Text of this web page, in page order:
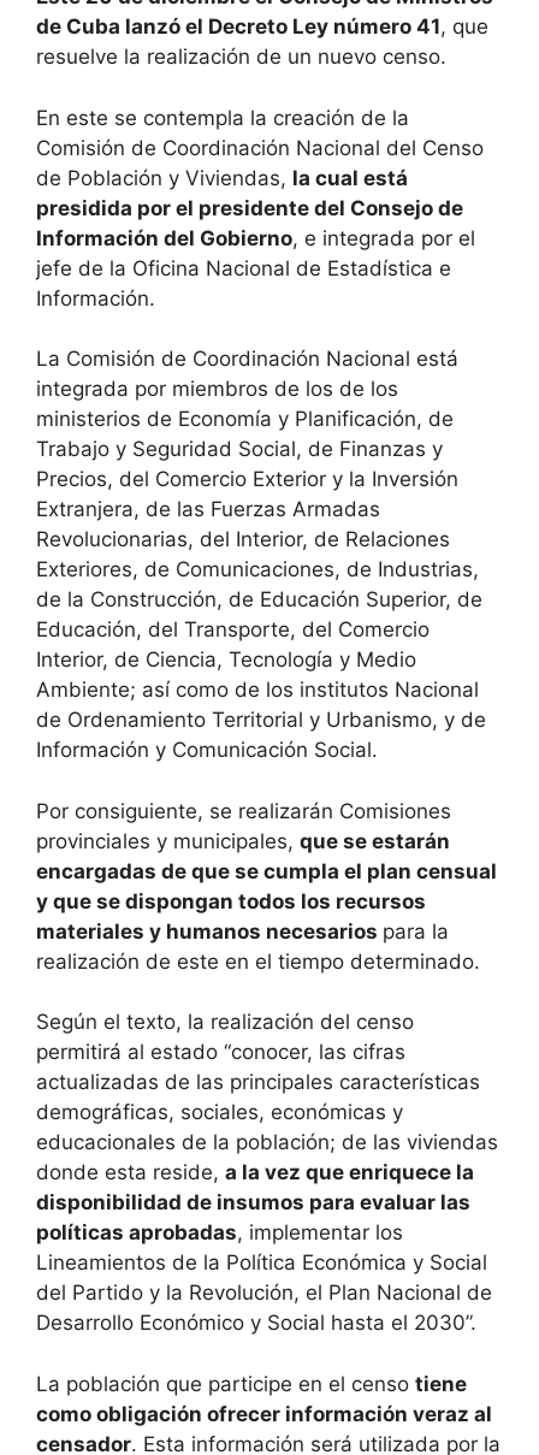
de Cuba lanzó el Decreto Ley número 41, que
resuelve la realización de un nuevo censo.
En este se contempla la creación de la
Comisión de Coordinación Nacional del Censo
de Población y Viviendas, la cual está
presidida por el presidente del Consejo de
Información del Gobierno, e integrada por el
jefe de la Oficina Nacional de Estadística e
Información.
La Comisión de Coordinación Nacional está
integrada por miembros de los de los
ministerios de Economía y Planificación, de
Trabajo y Seguridad Social, de Finanzas y
Precios, del Comercio Exterior y la Inversión
Extranjera, de las Fuerzas Armadas
Revolucionarias, del Interior, de Relaciones
Exteriores, de Comunicaciones, de Industrias,
de la Construcción, de Educación Superior, de
Educación, del Transporte, del Comercio
Interior, de Ciencia, Tecnología y Medio
Ambiente; así como de los institutos Nacional
de Ordenamiento Territorial y Urbanismo, y de
Información y Comunicación Social.
Por consiguiente, se realizarán Comisiones
provinciales y municipales, que se estarán
encargadas de que se cumpla el plan censual
y que se dispongan todos los recursos
materiales y humanos necesarios para la
realización de este en el tiempo determinado.
Según el texto, la realización del censo
permitirá al estado “conocer, las cifras
actualizadas de las principales características
demográficas, sociales, económicas y
educacionales de la población; de las viviendas
donde esta reside, a la vez que enriquece la
disponibilidad de insumos para evaluar las
políticas aprobadas, implementar los
Lineamientos de la Política Económica y Social
del Partido y la Revolución, el Plan Nacional de
Desarrollo Económico y Social hasta el 2030”.
La población que participe en el censo tiene
como obligación ofrecer información veraz al
censador. Esta información será utilizada por la